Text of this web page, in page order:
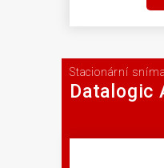
Stacionární
Datalogic